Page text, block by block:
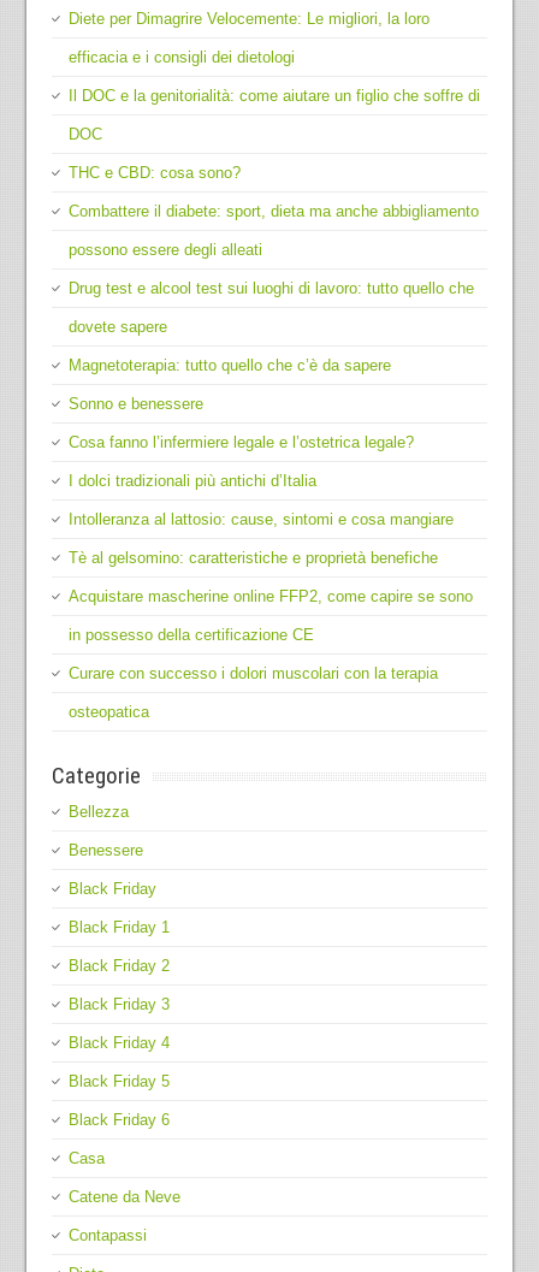
Diete per Dimagrire Velocemente: Le migliori, la loro
efficacia e i consigli dei dietologi
Il DOC e la genitorialità: come aiutare un figlio che soffre di
DOC
THC e CBD: cosa sono?
Combattere il diabete: sport, dieta ma anche abbigliamento
possono essere degli alleati
Drug test e alcool test sui luoghi di lavoro: tutto quello che
dovete sapere
Magnetoterapia: tutto quello che c’è da sapere
Sonno e benessere
Cosa fanno l’infermiere legale e l’ostetrica legale?
I dolci tradizionali più antichi d’Italia
Intolleranza al lattosio: cause, sintomi e cosa mangiare
Tè al gelsomino: caratteristiche e proprietà benefiche
Acquistare mascherine online FFP2, come capire se sono
in possesso della certificazione CE
Curare con successo i dolori muscolari con la terapia
osteopatica
Categorie
Bellezza
Benessere
Black Friday
Black Friday 1
Black Friday 2
Black Friday 3
Black Friday 4
Black Friday 5
Black Friday 6
Casa
Catene da Neve
Contapassi